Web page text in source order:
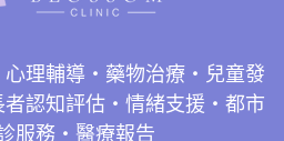
理輔導・藥物治療・兒童發
認知評估・情緒支援・都市
服務・醫療報告